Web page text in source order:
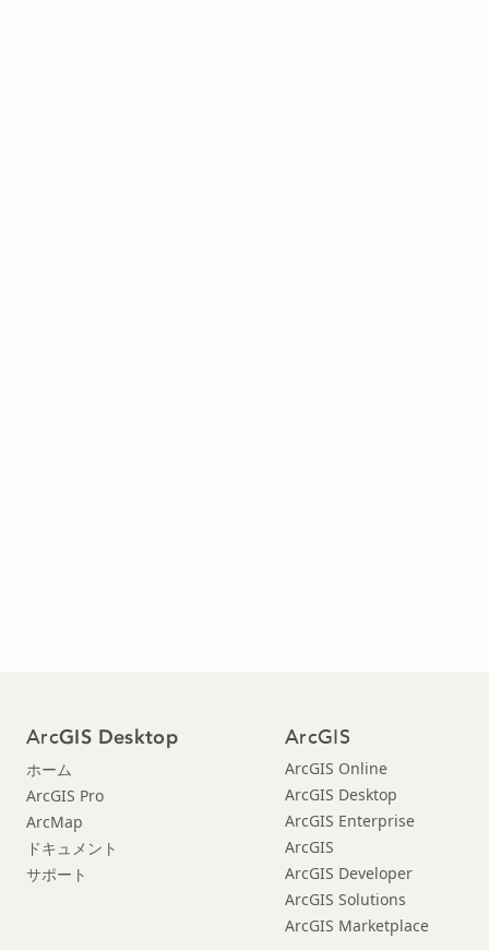
ArcGIS Desktop
ホーム
ArcGIS Pro
ArcMap
ドキュメント
サポート
ArcGIS
ArcGIS Online
ArcGIS Desktop
ArcGIS Enterprise
ArcGIS
ArcGIS Developer
ArcGIS Solutions
ArcGIS Marketplace